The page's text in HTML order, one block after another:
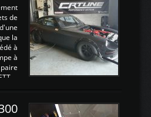
de
la
à
à
...